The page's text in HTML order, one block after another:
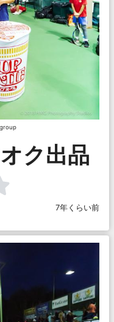
group
ク出品
7年くらい前